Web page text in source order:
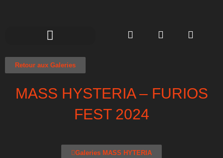
Retour aux Galeries
MASS HYSTERIA – FURIOS
FEST 2024
Galeries MASS HYTERIA